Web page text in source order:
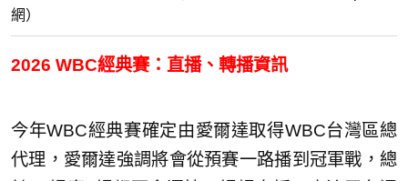
網）
2026 WBC經典賽：直播、轉播資訊
今年WBC經典賽確定由愛爾達取得WBC台灣區總
代理，愛爾達強調將會從預賽一路播到冠軍戰，總